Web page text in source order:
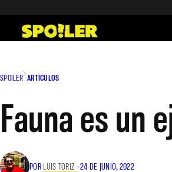
contenido
SPOILER ARTÍCULOS
Fauna es un
POR LUIS TORIZ –24 DE JUNIO, 2022